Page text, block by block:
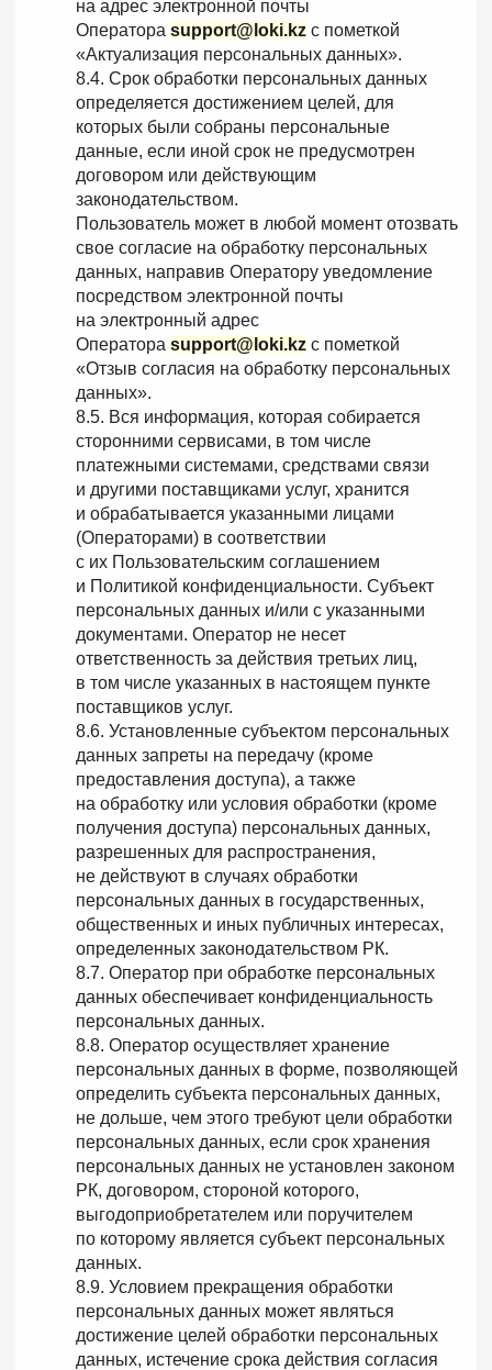
на адрес электронной почты
Оператора support@loki.kz с пометкой
«Актуализация персональных данных».
8.4. Срок обработки персональных данных
определяется достижением целей, для
которых были собраны персональные
данные, если иной срок не предусмотрен
договором или действующим
законодательством.
Пользователь может в любой момент отозвать
свое согласие на обработку персональных
данных, направив Оператору уведомление
посредством электронной почты
на электронный адрес
Оператора support@loki.kz с пометкой
«Отзыв согласия на обработку персональных
данных».
8.5. Вся информация, которая собирается
сторонними сервисами, в том числе
платежными системами, средствами связи
и другими поставщиками услуг, хранится
и обрабатывается указанными лицами
(Операторами) в соответствии
с их Пользовательским соглашением
и Политикой конфиденциальности. Субъект
персональных данных и/или с указанными
документами. Оператор не несет
ответственность за действия третьих лиц,
в том числе указанных в настоящем пункте
поставщиков услуг.
8.6. Установленные субъектом персональных
данных запреты на передачу (кроме
предоставления доступа), а также
на обработку или условия обработки (кроме
получения доступа) персональных данных,
разрешенных для распространения,
не действуют в случаях обработки
персональных данных в государственных,
общественных и иных публичных интересах,
определенных законодательством РК.
8.7. Оператор при обработке персональных
данных обеспечивает конфиденциальность
персональных данных.
8.8. Оператор осуществляет хранение
персональных данных в форме, позволяющей
определить субъекта персональных данных,
не дольше, чем этого требуют цели обработки
персональных данных, если срок хранения
персональных данных не установлен законом
РК, договором, стороной которого,
выгодоприобретателем или поручителем
по которому является субъект персональных
данных.
8.9. Условием прекращения обработки
персональных данных может являться
достижение целей обработки персональных
данных, истечение срока действия согласия